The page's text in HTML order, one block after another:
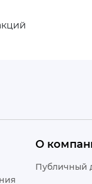
О
Публичный